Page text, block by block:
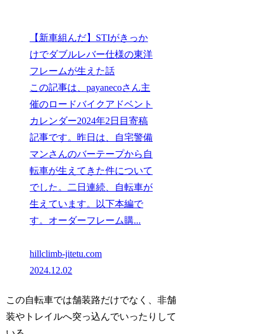
【新車組んだ】STIがきっか
けでダブルレバー仕様の東洋
フレームが生えた話
この記事は、payanecoさん主
催のロードバイクアドベント
カレンダー2024年2日目寄稿
記事です。昨日は、自宅警備
マンさんのバーテープから自
転車が生えてきた件について
でした。二日連続、自転車が
生えています。以下本編で
す。オーダーフレーム購...
hillclimb-jitetu.com
2024.12.02
この自転車では舗装路だけでなく、非舗
装やトレイルへ突っ込んでいったりして